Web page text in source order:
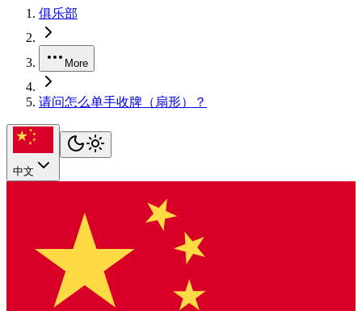
俱乐部
More
请问怎么单手收牌（扇形）？
中文